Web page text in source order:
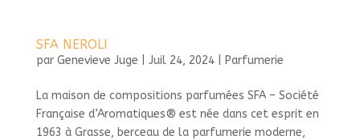
SFA NEROLI
par Genevieve Juge Juil 24, 2024| Parfumerie
La maison de compositions parfumées SFA – Société
Française d’Aromatiques® est née dans cet esprit en
1963 à Grasse, berceau de la parfumerie moderne,